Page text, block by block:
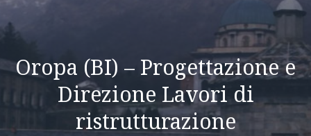
Oropa (BI) – Progettazione e
Direzione Lavori di
ristrutturazione